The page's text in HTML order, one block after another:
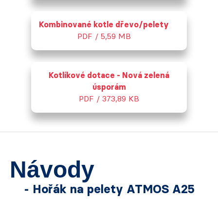
Kombinované kotle dřevo/pelety
PDF / 5,59 MB
Kotlíkové dotace - Nová zelená
úsporám
PDF / 373,89 KB
Návody
- Hořák na pelety ATMOS A25